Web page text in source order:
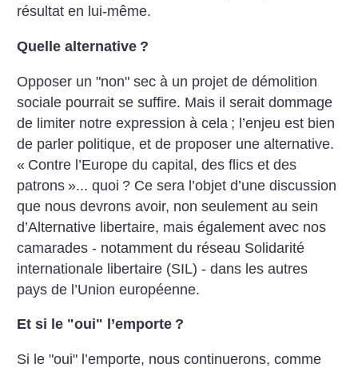
résultat en lui-même.
Quelle alternative ?
Opposer un "non" sec à un projet de démolition
sociale pourrait se suffire. Mais il serait dommage
de limiter notre expression à cela ; l’enjeu est bien
de parler politique, et de proposer une alternative.
« Contre l’Europe du capital, des flics et des
patrons »... quoi ? Ce sera l’objet d’une discussion
que nous devrons avoir, non seulement au sein
d’Alternative libertaire, mais également avec nos
camarades - notamment du réseau Solidarité
internationale libertaire (SIL) - dans les autres
pays de l’Union européenne.
Et si le "oui" l’emporte ?
Si le "oui" l’emporte, nous continuerons, comme